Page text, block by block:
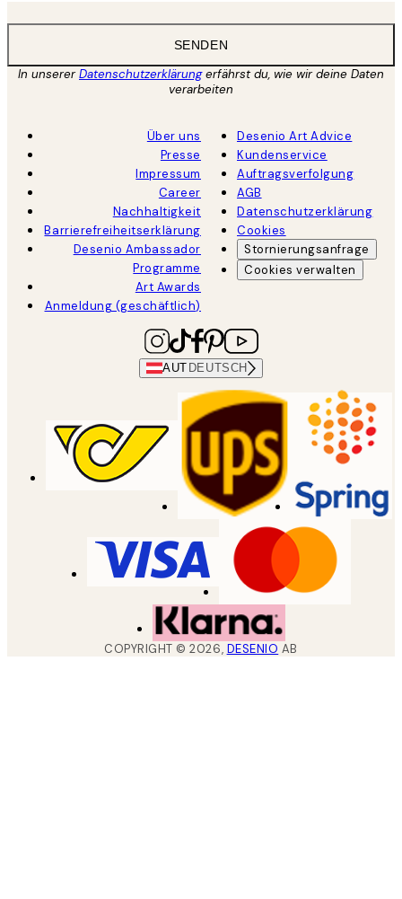
SENDEN
In unsererDatenschutzerklärungerfährst du, wie wir deine Daten
verarbeiten
Über uns
Presse
Impressum
Career
Nachhaltigkeit
Barrierefreiheitserklärung
Desenio Ambassador
Programme
Art Awards
Anmeldung (geschäftlich)
Desenio Art Advice
Kundenservice
Auftragsverfolgung
AGB
Datenschutzerklärung
Cookies
Stornierungsanfrage
Cookies verwalten
AUT DEUTSCH
COPYRIGHT ©2026, DESENIO AB